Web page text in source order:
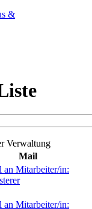
&
Verwaltung
Mail